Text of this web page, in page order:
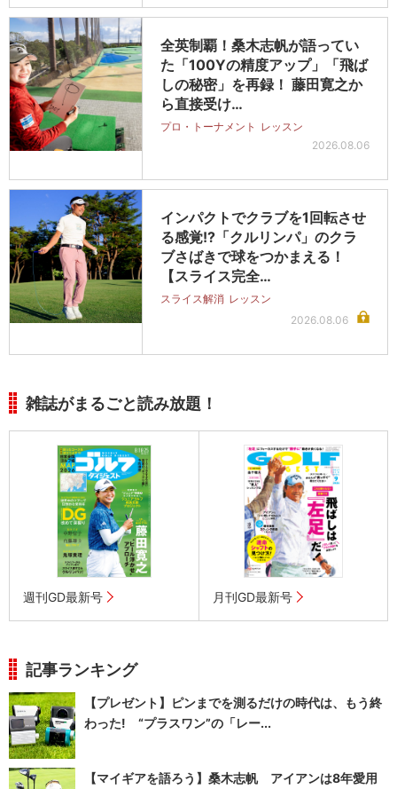
全英制覇！桑木志帆が語ってい
た「100Yの精度アップ」「飛ば
しの秘密」を再録！ 藤田寛之か
ら直接受け…
プロ・トーナメント レッスン
2026.08.06
インパクトでクラブを1回転させ
る感覚!?「クルリンパ」のクラ
ブさばきで球をつかまえる！
【スライス完全…
スライス解消 レッスン
2026.08.06
雑誌がまるごと読み放題！
週刊GD最新号 月刊GD最新号
記事ランキング
【プレゼント】ピンまでを測るだけの時代は、もう終
わった! “プラスワン”の「レー...
【マイギアを語ろう】桑木志帆 アイアンは8年愛用